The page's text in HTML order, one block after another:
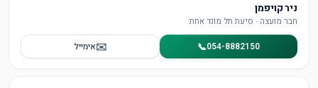
ניר קויפמן
חבר מועצה · סיעת תל מונד אחת
📞054-8882150
✉️אימייל